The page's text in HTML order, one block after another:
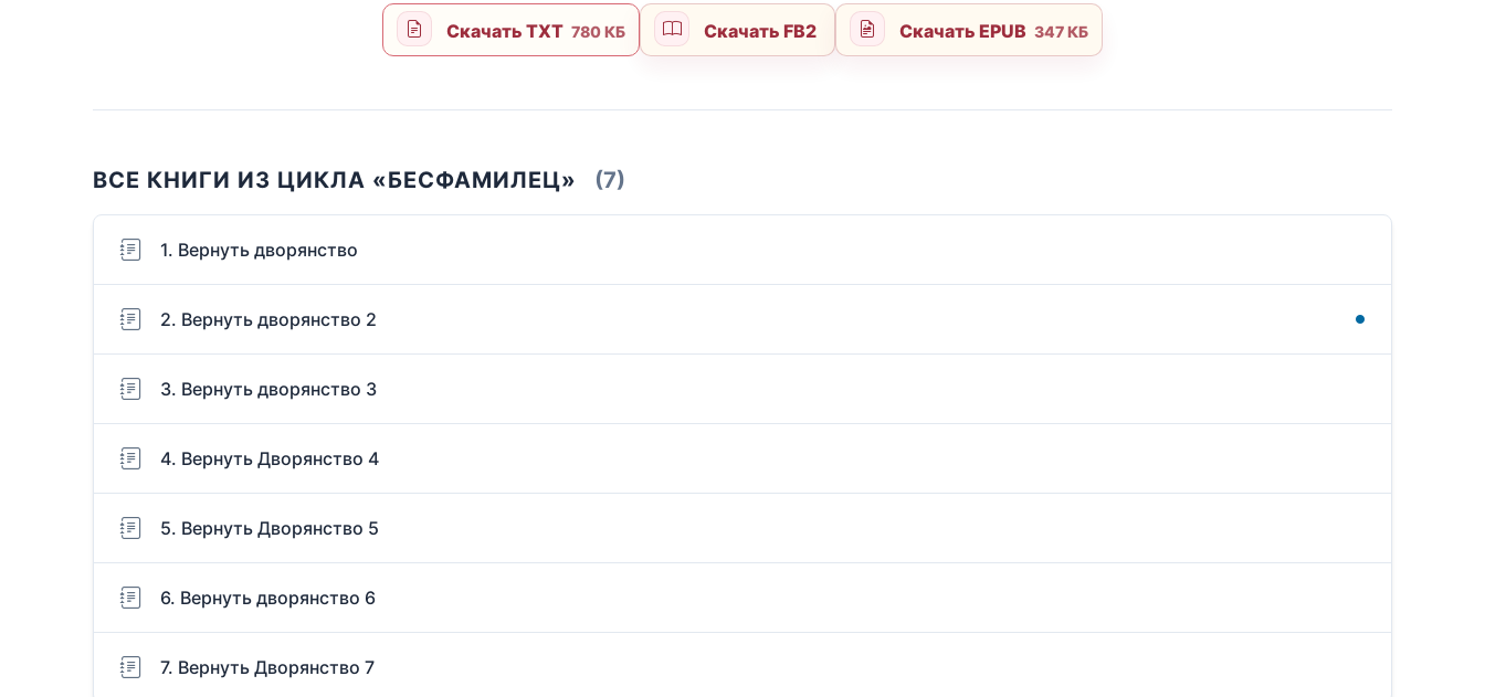
Скачать TXT 780 КБ Скачать FB2 Скачать EPUB 347 КБ
ВСЕ КНИГИ ИЗ ЦИКЛА «БЕСФАМИЛЕЦ» (7)
1. Вернуть дворянство
2. Вернуть дворянство 2
3. Вернуть дворянство 3
4. Вернуть Дворянство 4
5. Вернуть Дворянство 5
6. Вернуть дворянство 6
7. Вернуть Дворянство 7